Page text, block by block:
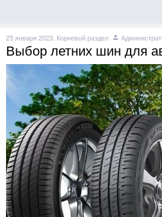
25 января 2023, Корневой раздел
Выбор летних шин для